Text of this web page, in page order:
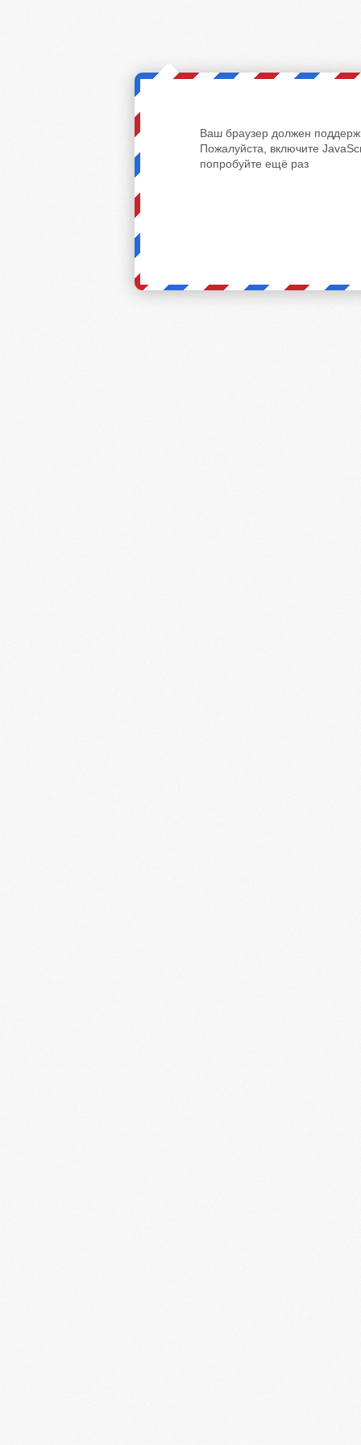
Ваш браузер должен
Пожалуйста, включите
попробуйте ещё раз